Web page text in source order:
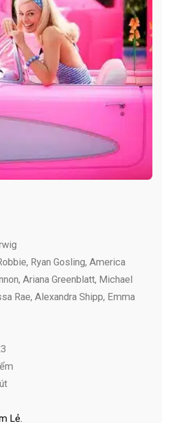
Ryan Gosling, America
Ariana Greenblatt, Michael
Rae, Alexandra Shipp, Emma
Lẻ